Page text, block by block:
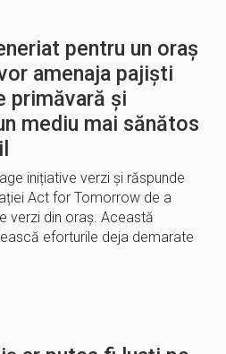
pentru un oraș
amenaja pajiști
primăvară și
mediu mai sănătos
inițiative verzi și răspunde
Act for Tomorrow de a
verzi din oraș. Această
eforturile deja demarate